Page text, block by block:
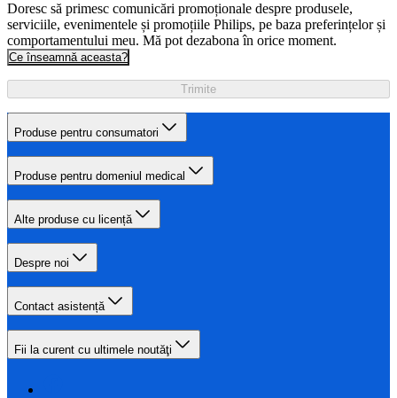
Doresc să primesc comunicări promoționale despre produsele,
serviciile, evenimentele și promoțiile Philips, pe baza preferințelor și
comportamentului meu. Mă pot dezabona în orice moment.
Ce înseamnă aceasta?
Trimite
Produse pentru consumatori
Produse pentru domeniul medical
Alte produse cu licență
Despre noi
Contact asistență
Fii la curent cu ultimele noutăţi